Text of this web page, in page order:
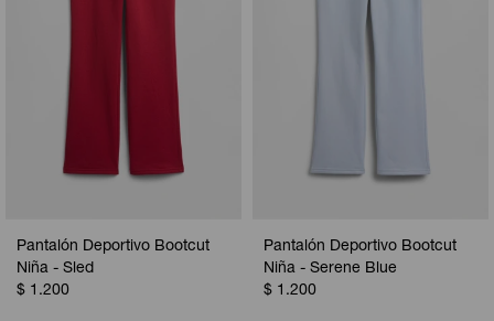
Pantalón Deportivo Bootcut
Niña - Sled
$ 1.200
Pantalón Deportivo Bootcut
Niña - Serene Blue
$ 1.200